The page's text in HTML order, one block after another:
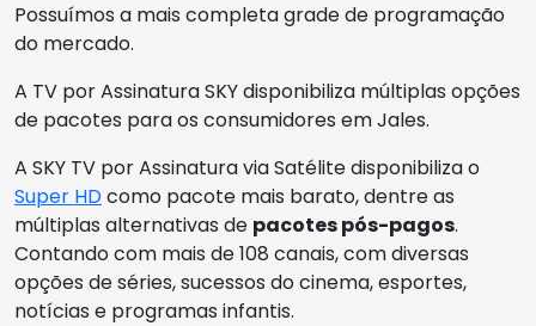
Possuímos a mais completa grade de programação
do mercado.
A TV por Assinatura SKY disponibiliza múltiplas opções
de pacotes para os consumidores em Jales.
A SKY TV por Assinatura via Satélite disponibiliza o
Super HDcomo pacote mais barato, dentre as
múltiplas alternativas de pacotes pós-pagos.
Contando com mais de 108 canais, com diversas
opções de séries, sucessos do cinema, esportes,
notícias e programas infantis.